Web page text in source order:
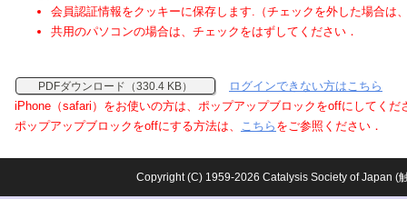
会員認証情報をクッキーに保存します.（チェックを外した場合は
共用のパソコンの場合は、チェックをはずしてください．
PDFダウンロード（330.4 KB）
ログインできない方はこちら
iPhone（safari）をお使いの方は、ポップアップブロックをoffにしてくだ
ポップアップブロックをoffにする方法は、 こちら をご参照ください．
Copyright (C) 1959-2026 Catalysis Society of Japan (